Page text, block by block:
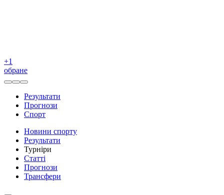
+1
обране
Результати
Прогнози
Спорт
Новини спорту
Результати
Турніри
Статті
Прогнози
Трансфери